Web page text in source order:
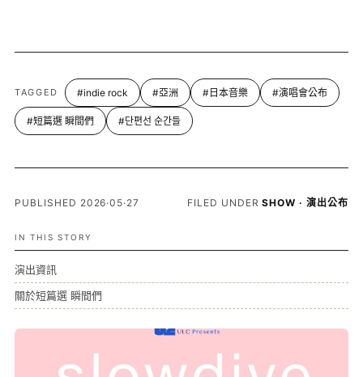
TAGGED #indie rock #亞洲 #日本音樂 #演唱會公布
#短篇選 瞬間們 #단편선 순간들
PUBLISHED 2026·05·27 FILED UNDERSHOW · 演出公布
IN THIS STORY
演出資訊
關於短篇選 瞬間們